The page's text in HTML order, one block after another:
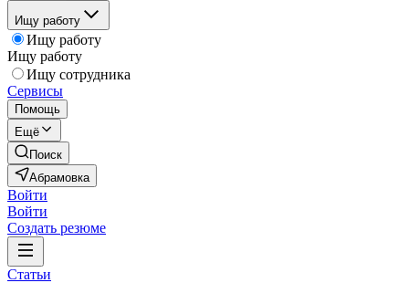
Ищу работу
Ищу работу
Ищу работу
Ищу сотрудника
Сервисы
Помощь
Ещё
Поиск
Абрамовка
Войти
Войти
Создать резюме
Статьи